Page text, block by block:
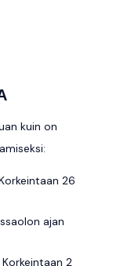
kuin on
26
ajan
Korkeintaan 2